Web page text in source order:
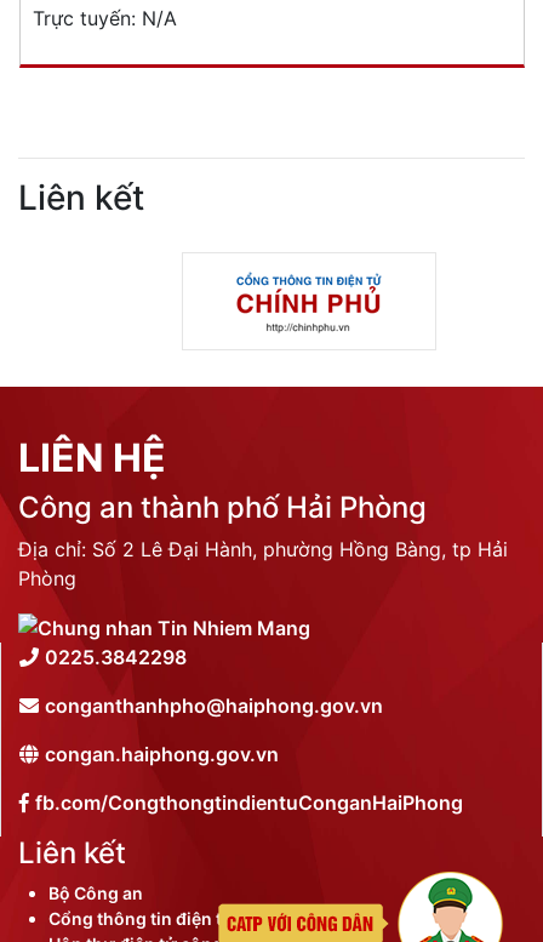
Trực tuyến: N/A
Liên kết
LIÊN HỆ
Công an thành phố Hải Phòng
Địa chỉ: Số 2 Lê Đại Hành, phường Hồng Bàng, tp Hải
Phòng
0225.3842298
conganthanhpho@haiphong.gov.vn
congan.haiphong.gov.vn
fb.com/CongthongtindientuConganHaiPhong
Liên kết
Bộ Công an
Cổng thông tin điện tử thành phố